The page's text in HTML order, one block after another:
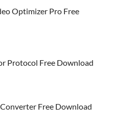
Optimizer Pro Free
Protocol Free Download
Free Download